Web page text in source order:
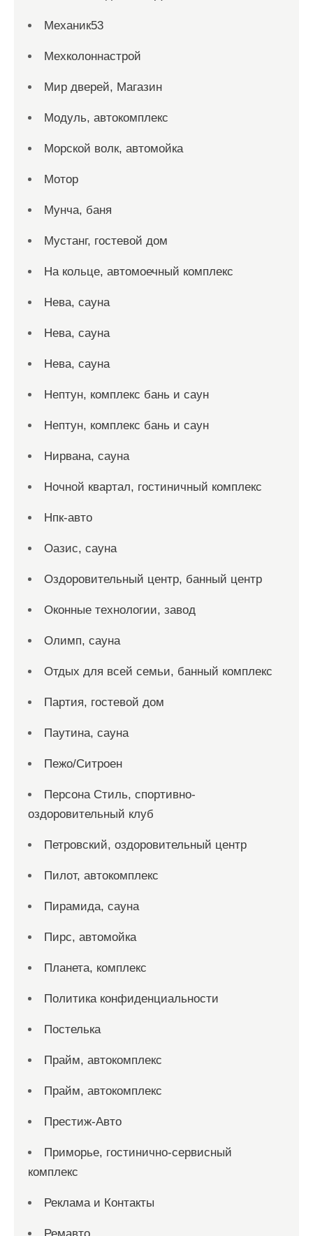
Механик53
Мехколоннастрой
Мир дверей, Магазин
Модуль, автокомплекс
Морской волк, автомойка
Мотор
Мунча, баня
Мустанг, гостевой дом
На кольце, автомоечный комплекс
Нева, сауна
Нева, сауна
Нева, сауна
Нептун, комплекс бань и саун
Нептун, комплекс бань и саун
Нирвана, сауна
Ночной квартал, гостиничный комплекс
Нпк-авто
Оазис, сауна
Оздоровительный центр, банный центр
Оконные технологии, завод
Олимп, сауна
Отдых для всей семьи, банный комплекс
Партия, гостевой дом
Паутина, сауна
Пежо/Ситроен
Персона Стиль, спортивно-
оздоровительный клуб
Петровский, оздоровительный центр
Пилот, автокомплекс
Пирамида, сауна
Пирс, автомойка
Планета, комплекс
Политика конфиденциальности
Постелька
Прайм, автокомплекс
Прайм, автокомплекс
Престиж-Авто
Приморье, гостинично-сервисный
комплекс
Реклама и Контакты